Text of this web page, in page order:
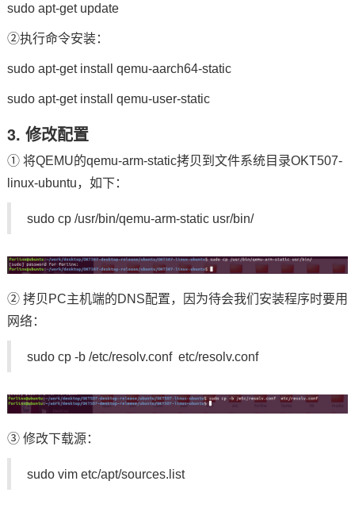
sudo apt-get update
②执行命令安装：
sudo apt-get install qemu-aarch64-static
sudo apt-get install qemu-user-static
3. 修改配置
① 将QEMU的qemu-arm-static拷贝到文件系统目录OKT507-
linux-ubuntu，如下：
sudo cp /usr/bin/qemu-arm-static usr/bin/
② 拷贝PC主机端的DNS配置，因为待会我们安装程序时要用
网络：
sudo cp -b /etc/resolv.conf etc/resolv.conf
③ 修改下载源：
sudo vim etc/apt/sources.list